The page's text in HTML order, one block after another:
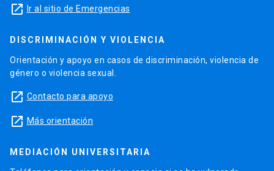
launch Ir al sitio de Emergencias
DISCRIMINACIÓN Y VIOLENCIA
Orientación y apoyo en casos de discriminación, violencia de
género o violencia sexual.
launch Contacto para apoyo
launch Más orientación
MEDIACIÓN UNIVERSITARIA